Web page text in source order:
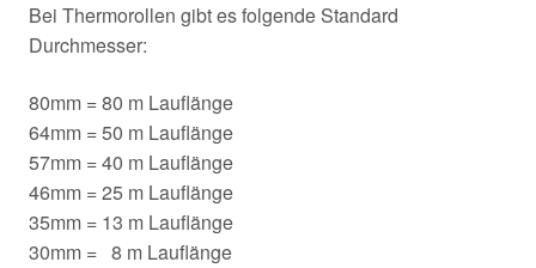
Bei Thermorollen gibt es folgende Standard
Durchmesser:
80mm = 80 m Lauflänge
64mm = 50 m Lauflänge
57mm = 40 m Lauflänge
46mm = 25 m Lauflänge
35mm = 13 m Lauflänge
30mm = 8 m Lauflänge